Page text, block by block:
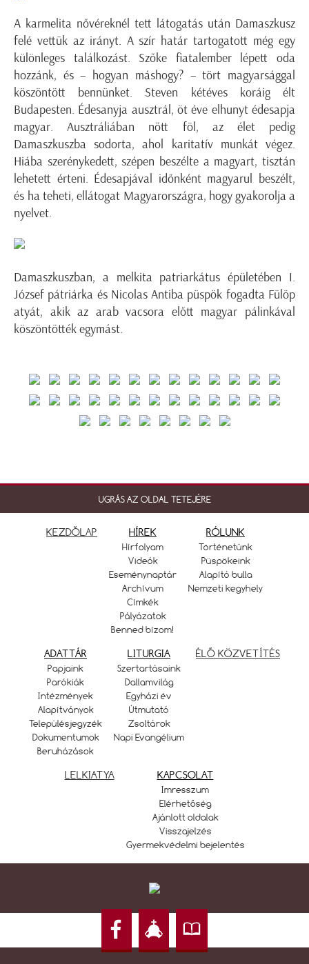
A karmelita nővéreknél tett látogatás után Damaszkusz
felé vettük az irányt. A szír határ tartogatott még egy
különleges találkozást. Szőke fiatalember lépett oda
hozzánk, és – hogyan máshogy? – tört magyarsággal
köszöntött bennünket. Steven kétéves koráig élt
Budapesten. Édesanyja ausztrál, öt éve elhunyt édesapja
magyar. Ausztráliában nőtt föl, az élet pedig
Damaszkuszba sodorta, ahol karitatív munkát végez.
Hiába szerénykedett, szépen beszélte a magyart, tisztán
lehetett érteni. Édesapjával időnként magyarul beszélt,
és ha teheti, ellátogat Magyarországra, hogy gyakorolja a
nyelvet.
Damaszkuszban, a melkita patriarkátus épületében I.
József pátriárka és Nicolas Antiba püspök fogadta Fülöp
atyát, akik az arab vacsora előtt magyar pálinkával
köszöntötték egymást.
UGRÁS AZ OLDAL TETEJÉRE
KEZDŐLAP HÍREK
Hírfolyam
Videók
Eseménynaptár
Archívum
Címkék
Pályázatok
Benned bízom!
RÓLUNK
Történetünk
Püspökeink
Alapító bulla
Nemzeti kegyhely
ADATTÁR
Papjaink
Parókiák
Intézmények
Alapítványok
Településjegyzék
Dokumentumok
Beruházások
LITURGIA
Szertartásaink
Dallamvilág
Egyházi év
Útmutató
Zsoltárok
Napi Evangélium
ÉLŐ KÖZVETÍTÉS
LELKIATYA KAPCSOLAT
Imresszum
Elérhetőség
Ajánlott oldalak
Visszajelzés
Gyermekvédelmi bejelentés